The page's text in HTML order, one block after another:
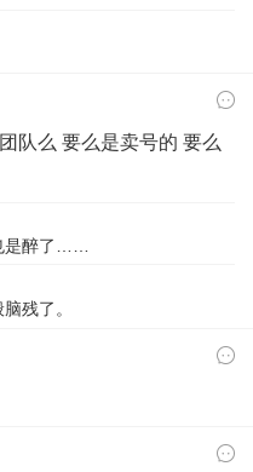
队么 要么是卖号的 要么
是醉了……
残了。